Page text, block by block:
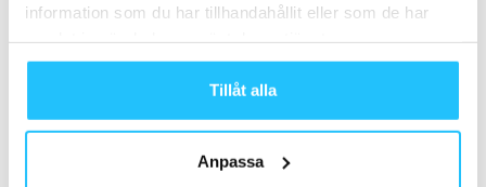
information som du har tillhandahållit eller som de har
Tillåt alla
Anpassa
på ett helt nytt sätt!